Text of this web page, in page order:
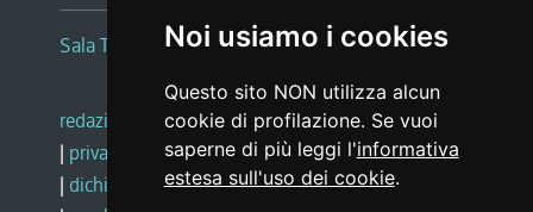
Noi usiamo i cookies
Questo sito NON utilizza alcun
cookie di profilazione. Se vuoi
saperne di più leggi l'informativa
estesa sull'uso dei cookie.
Sala Tiziano Tessitori
redazione web |note legali |glossario
| privacy
social media policy
| dichiarazione di accessibilità |feedback